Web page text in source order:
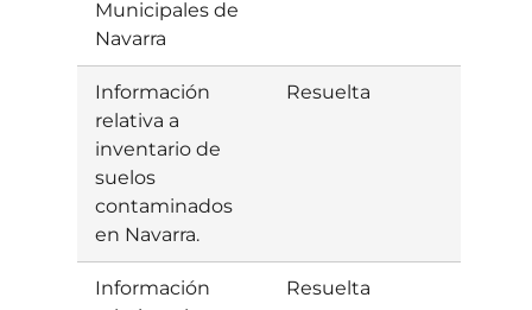
Municipales de
Navarra
Información
relativa a
inventario de
suelos
contaminados
en Navarra.
Resuelta
Información
Resuelta